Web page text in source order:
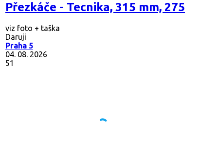
Přezkáče - Tecnika, 315 mm, 275
viz foto + taška
Daruji
Praha 5
04. 08. 2026
51